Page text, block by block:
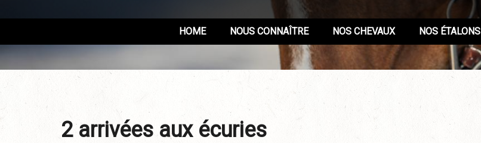
HOME NOUS CONNAÎTRE NOS CHEVAUX NOS ÉTALONS
2 arrivées aux écuries